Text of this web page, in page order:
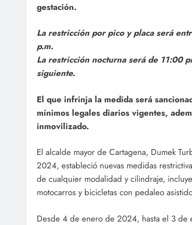
gestación.
La restricción por pico y placa será
p.m.
La restricción nocturna será de 11:00
siguiente.
El que infrinja la medida será
mínimos legales diarios vigentes,
inmovilizado.
El alcalde mayor de Cartagena, Dumek
2024, estableció nuevas medidas
de cualquier modalidad y cilindraje,
motocarros y bicicletas con pedaleo
Desde 4 de enero de 2024, hasta el 3